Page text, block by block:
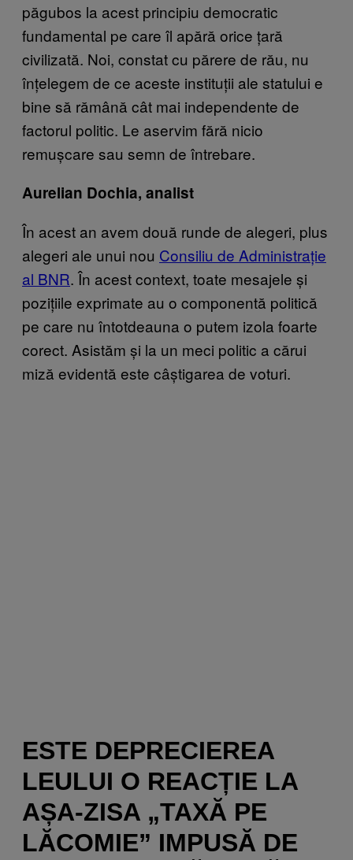
păgubos la acest principiu democratic
fundamental pe care îl apără orice țară
civilizată. Noi, constat cu părere de rău, nu
înțelegem de ce aceste instituții ale statului e
bine să rămână cât mai independente de
factorul politic. Le aservim fără nicio
remușcare sau semn de întrebare.
Aurelian Dochia, analist
În acest an avem două runde de alegeri, plus
alegeri ale unui nou Consiliu de Administrație
al BNR. În acest context, toate mesajele și
pozițiile exprimate au o componentă politică
pe care nu întotdeauna o putem izola foarte
corect. Asistăm și la un meci politic a cărui
miză evidentă este câștigarea de voturi.
ESTE DEPRECIEREA
LEULUI O REACȚIE LA
AȘA-ZISA „TAXĂ PE
LĂCOMIE” IMPUSĂ DE